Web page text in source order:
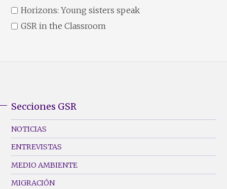
Horizons: Young sisters speak
GSR in the Classroom
Footer
Menu
(Left)
Secciones GSR
NOTICIAS
ENTREVISTAS
MEDIO AMBIENTE
MIGRACIÓN